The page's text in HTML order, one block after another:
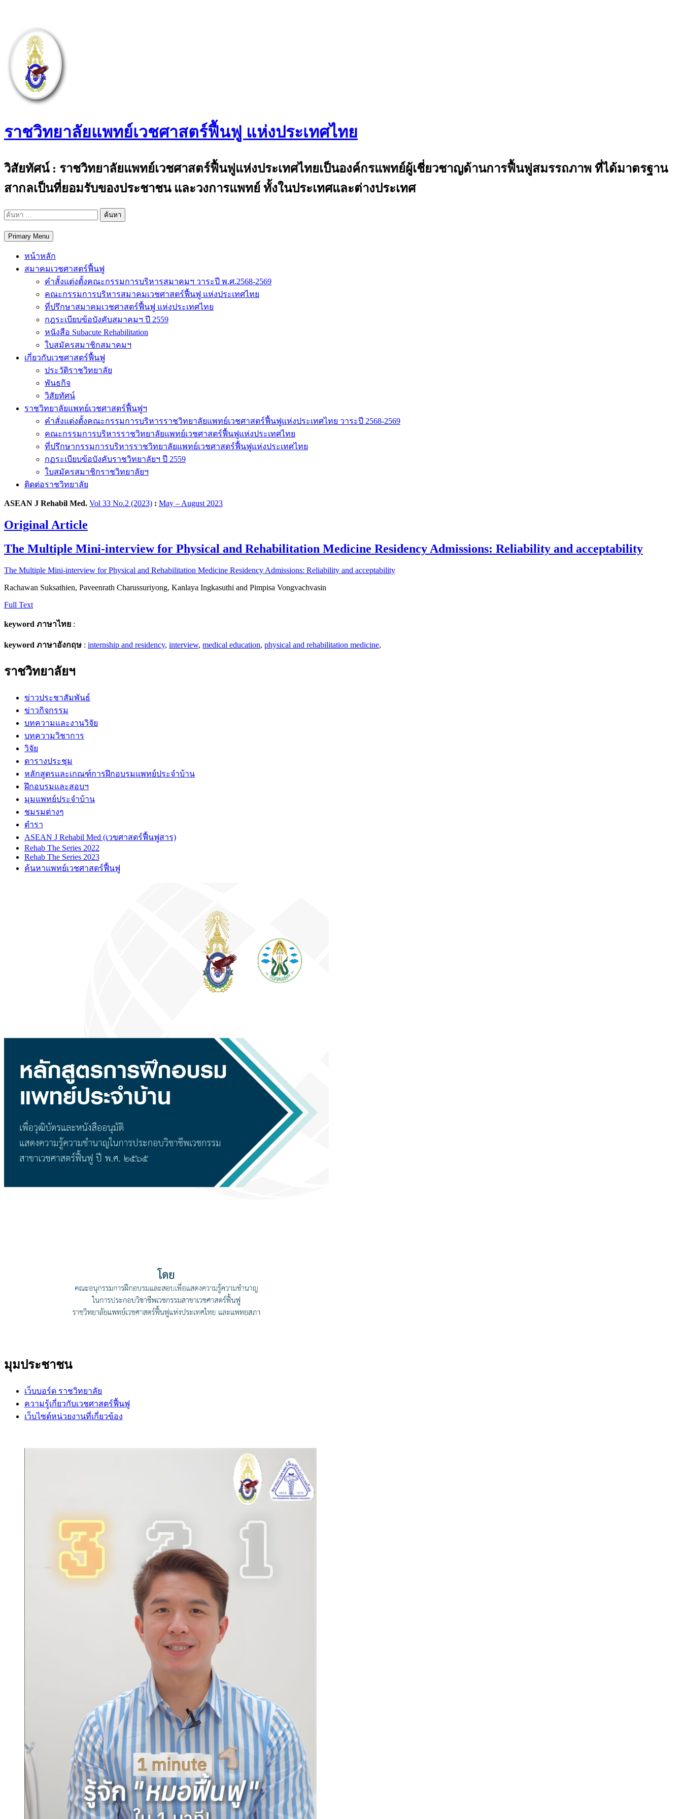
ราชวิทยาลัยแพทย์เวชศาสตร์ฟื้นฟู แห่งประเทศไทย
วิสัยทัศน์ : ราชวิทยาลัยแพทย์เวชศาสตร์ฟื้นฟูแห่งประเทศไทยเป็นองค์กรแพทย์ผู้เชี่ยวชาญด้านการฟื้นฟูสมรรถภาพ ที่ได้มาตรฐาน
สากลเป็นที่ยอมรับของประชาชน และวงการแพทย์ ทั้งในประเทศและต่างประเทศ
ค้นหา
Primary Menu
หน้าหลัก
สมาคมเวชศาสตร์ฟื้นฟู
คำสั้งแต่งตั้งคณะกรรมการบริหารสมาคมฯ วาระปี พ.ศ.2568-2569
คณะกรรมการบริหารสมาคมเวชศาสตร์ฟื้นฟู แห่งประเทศไทย
ที่ปรึกษาสมาคมเวชศาสตร์ฟื้นฟู แห่งประเทศไทย
กฎระเบียบข้อบังคับสมาคมฯ ปี 2559
หนังสือ Subacute Rehabilitation
ใบสมัครสมาชิกสมาคมฯ
เกี่ยวกับเวชศาสตร์ฟื้นฟู
ประวัติราชวิทยาลัย
พันธกิจ
วิสัยทัศน์
ราชวิทยาลัยแพทย์เวชศาสตร์ฟื้นฟูฯ
คำสั่งแต่งตั้งคณะกรรมการบริหารราชวิทยาลัยแพทย์เวชศาสตร์ฟื้นฟูแห่งประเทศไทย วาระปี 2568-2569
คณะกรรมการบริหารราชวิทยาลัยแพทย์เวชศาสตร์ฟื้นฟูแห่งประเทศไทย
ที่ปรึกษากรรมการบริหารราชวิทยาลัยแพทย์เวชศาสตร์ฟื้นฟูแห่งประเทศไทย
กฏระเบียบข้อบังคับราชวิทยาลัยฯ ปี 2559
ใบสมัครสมาชิกราชวิทยาลัยฯ
ติดต่อราชวิทยาลัย
ASEAN J Rehabil Med. Vol 33 No.2 (2023) : May – August 2023
Original Article
The Multiple Mini-interview for Physical and Rehabilitation Medicine Residency Admissions: Reliability and acceptability
The Multiple Mini-interview for Physical and Rehabilitation Medicine Residency Admissions: Reliability and acceptability
Rachawan Suksathien, Paveenrath Charussuriyong, Kanlaya Ingkasuthi and Pimpisa Vongvachvasin
Full Text
keyword ภาษาไทย :
keyword ภาษาอังกฤษ : internship and residency, interview, medical education, physical and rehabilitation medicine,
ราชวิทยาลัยฯ
ข่าวประชาสัมพันธ์
ข่าวกิจกรรม
บทความและงานวิจัย
บทความวิชาการ
วิจัย
ตารางประชุม
หลักสูตรและเกณฑ์การฝึกอบรมแพทย์ประจำบ้าน
ฝึกอบรมและสอบฯ
มุมแพทย์ประจำบ้าน
ชมรมต่างๆ
ตำรา
ASEAN J Rehabil Med (เวขศาสตร์ฟื้นฟูสาร)
Rehab The Series 2022
Rehab The Series 2023
ค้นหาแพทย์เวชศาสตร์ฟื้นฟู
มุมประชาชน
เว็บบอร์ด ราชวิทยาลัย
ความรู้เกี่ยวกับเวชศาสตร์ฟื้นฟู
เว็บไซต์หน่วยงานที่เกี่ยวข้อง